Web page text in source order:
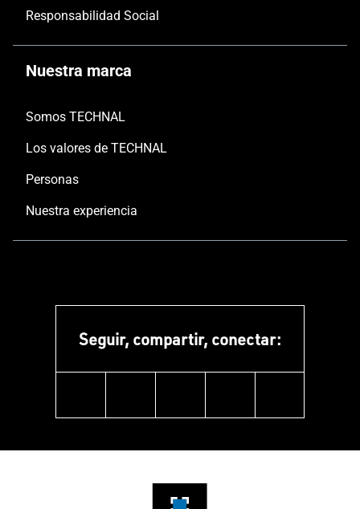
Responsabilidad Social
Nuestra marca
Somos TECHNAL
Los valores de TECHNAL
Personas
Nuestra experiencia
Seguir, compartir, conectar: